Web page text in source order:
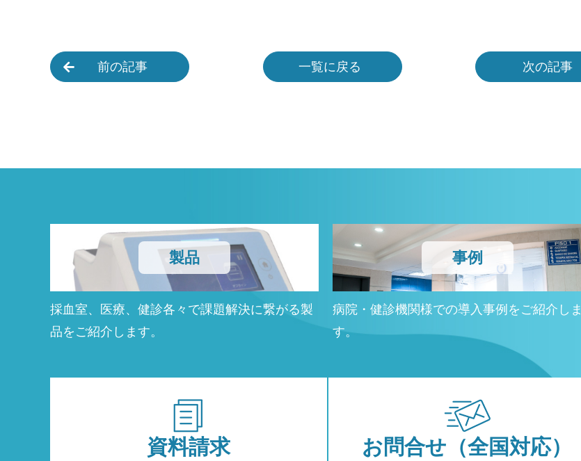
前の記事 一覧に戻る 次の記事
製品
採血室、医療、健診各々で課題解決に繋がる製
品をご紹介します。
事例
病院・健診機関様での導入事例をご紹介しま
す。
資料請求 お問合せ （全国対応）